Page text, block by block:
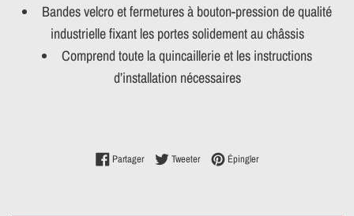
Bandes velcro et fermetures à bouton-pression de qualité
industrielle fixant les portes solidement au châssis
Comprend toute la quincaillerie et les instructions
d’installation nécessaires
PartagerPartager sur Facebook
TweeterTweeter sur Twitter
ÉpinglerÉpingler sur Pinterest